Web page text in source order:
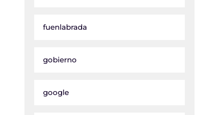
fuenlabrada
gobierno
google